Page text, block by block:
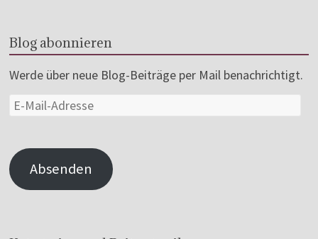
Blog abonnieren
Werde über neue Blog-Beiträge per Mail benachrichtigt.
Absenden